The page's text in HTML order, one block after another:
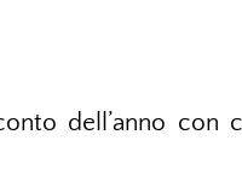
dell’anno con